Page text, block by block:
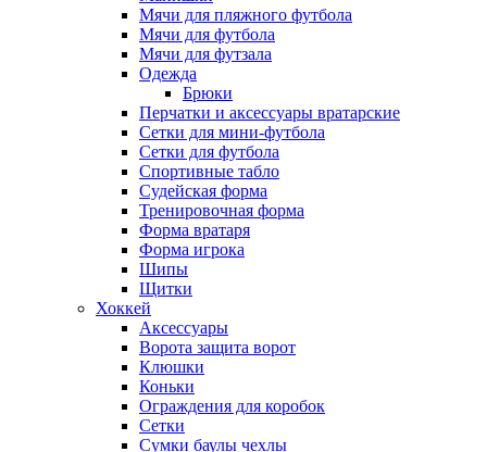
Мячи для пляжного футбола
Мячи для футбола
Мячи для футзала
Одежда
Брюки
Перчатки и аксессуары вратарские
Сетки для мини-футбола
Сетки для футбола
Спортивные табло
Судейская форма
Тренировочная форма
Форма вратаря
Форма игрока
Шипы
Щитки
Хоккей
Аксессуары
Ворота защита ворот
Клюшки
Коньки
Ограждения для коробок
Сетки
Сумки баулы чехлы